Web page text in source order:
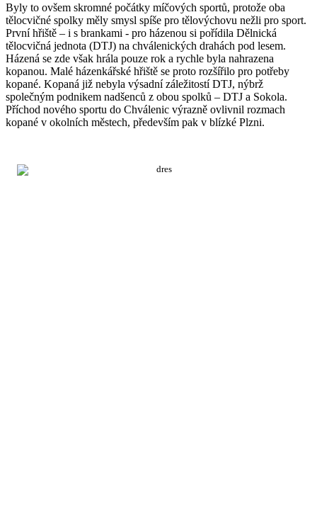
Byly to ovšem skromné počátky míčových sportů, protože oba
tělocvičné spolky měly smysl spíše pro tělovýchovu nežli pro sport.
První hřiště – i s brankami - pro házenou si pořídila Dělnická
tělocvičná jednota (DTJ) na chválenických drahách pod lesem.
Házená se zde však hrála pouze rok a rychle byla nahrazena
kopanou. Malé házenkářské hřiště se proto rozšířilo pro potřeby
kopané. Kopaná již nebyla výsadní záležitostí DTJ, nýbrž
společným podnikem nadšenců z obou spolků – DTJ a Sokola.
Příchod nového sportu do Chválenic výrazně ovlivnil rozmach
kopané v okolních městech, především pak v blízké Plzni.